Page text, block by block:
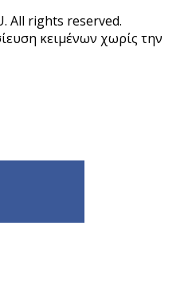
All rights reserved.
κειμένων χωρίς την